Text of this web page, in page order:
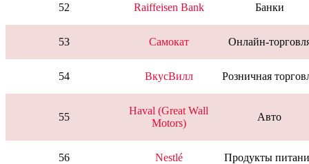
52 Raiffeisen Bank Банки
53 Самокат Онлайн-
54 ВкусВилл Розничная
55
Haval (Great Wall
Motors)
Авто
56 Nestlé Продукты